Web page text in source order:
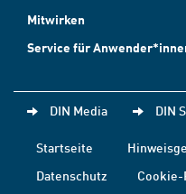
Mitwirken
Service für
DIN Media DIN
Startseite
Datenschutz